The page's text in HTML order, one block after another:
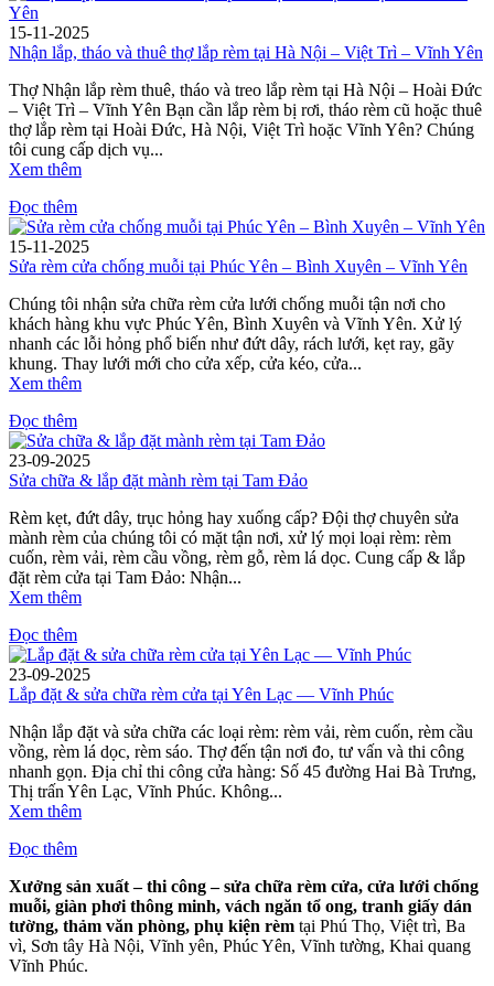
15-11-2025
Nhận lắp, tháo và thuê thợ lắp rèm tại Hà Nội – Việt Trì – Vĩnh Yên
Thợ Nhận lắp rèm thuê, tháo và treo lắp rèm tại Hà Nội – Hoài Đức
– Việt Trì – Vĩnh Yên Bạn cần lắp rèm bị rơi, tháo rèm cũ hoặc thuê
thợ lắp rèm tại Hoài Đức, Hà Nội, Việt Trì hoặc Vĩnh Yên? Chúng
tôi cung cấp dịch vụ...
Xem thêm
Đọc thêm
15-11-2025
Sửa rèm cửa chống muỗi tại Phúc Yên – Bình Xuyên – Vĩnh Yên
Chúng tôi nhận sửa chữa rèm cửa lưới chống muỗi tận nơi cho
khách hàng khu vực Phúc Yên, Bình Xuyên và Vĩnh Yên. Xử lý
nhanh các lỗi hỏng phổ biến như đứt dây, rách lưới, kẹt ray, gãy
khung. Thay lưới mới cho cửa xếp, cửa kéo, cửa...
Xem thêm
Đọc thêm
23-09-2025
Sửa chữa & lắp đặt mành rèm tại Tam Đảo
Rèm kẹt, đứt dây, trục hỏng hay xuống cấp? Đội thợ chuyên sửa
mành rèm của chúng tôi có mặt tận nơi, xử lý mọi loại rèm: rèm
cuốn, rèm vải, rèm cầu vồng, rèm gỗ, rèm lá dọc. Cung cấp & lắp
đặt rèm cửa tại Tam Đảo: Nhận...
Xem thêm
Đọc thêm
23-09-2025
Lắp đặt & sửa chữa rèm cửa tại Yên Lạc — Vĩnh Phúc
Nhận lắp đặt và sửa chữa các loại rèm: rèm vải, rèm cuốn, rèm cầu
vồng, rèm lá dọc, rèm sáo. Thợ đến tận nơi đo, tư vấn và thi công
nhanh gọn. Địa chỉ thi công cửa hàng: Số 45 đường Hai Bà Trưng,
Thị trấn Yên Lạc, Vĩnh Phúc. Không...
Xem thêm
Đọc thêm
Xưởng sản xuất – thi công – sửa chữa rèm cửa, cửa lưới chống
muỗi, giàn phơi thông minh, vách ngăn tổ ong, tranh giấy dán
tường, thảm văn phòng, phụ kiện rèm tại Phú Thọ, Việt trì, Ba
vì, Sơn tây Hà Nội, Vĩnh yên, Phúc Yên, Vĩnh tường, Khai quang
Vĩnh Phúc.